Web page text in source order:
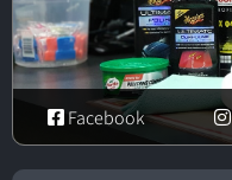
Facebook